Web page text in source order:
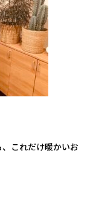
これだけ暖かいお